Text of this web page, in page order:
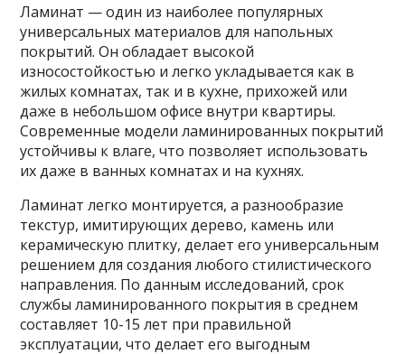
Ламинат — один из наиболее популярных
универсальных материалов для напольных
покрытий. Он обладает высокой
износостойкостью и легко укладывается как в
жилых комнатах, так и в кухне, прихожей или
даже в небольшом офисе внутри квартиры.
Современные модели ламинированных покрытий
устойчивы к влаге, что позволяет использовать
их даже в ванных комнатах и на кухнях.
Ламинат легко монтируется, а разнообразие
текстур, имитирующих дерево, камень или
керамическую плитку, делает его универсальным
решением для создания любого стилистического
направления. По данным исследований, срок
службы ламинированного покрытия в среднем
составляет 10-15 лет при правильной
эксплуатации, что делает его выгодным